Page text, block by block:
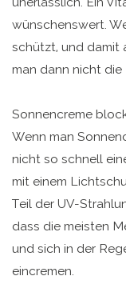
wünschenswert.
schützt, und damit
man dann nicht die
Sonnencreme
Wenn man
nicht so schnell
mit einem
Teil der UV-
dass die meisten
und sich in der
eincremen.